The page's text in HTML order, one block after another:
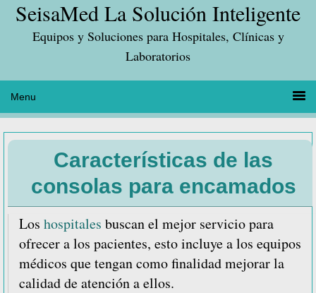
Saltar
principal
Saltar
contenido
Saltar
lateral
principal
SeisaMed La Solución Inteligente
Equipos y Soluciones para Hospitales, Clínicas y
Laboratorios
Características de las
consolas para encamados
Los hospitales buscan el mejor servicio para
ofrecer a los pacientes, esto incluye a los equipos
médicos que tengan como finalidad mejorar la
calidad de atención a ellos.